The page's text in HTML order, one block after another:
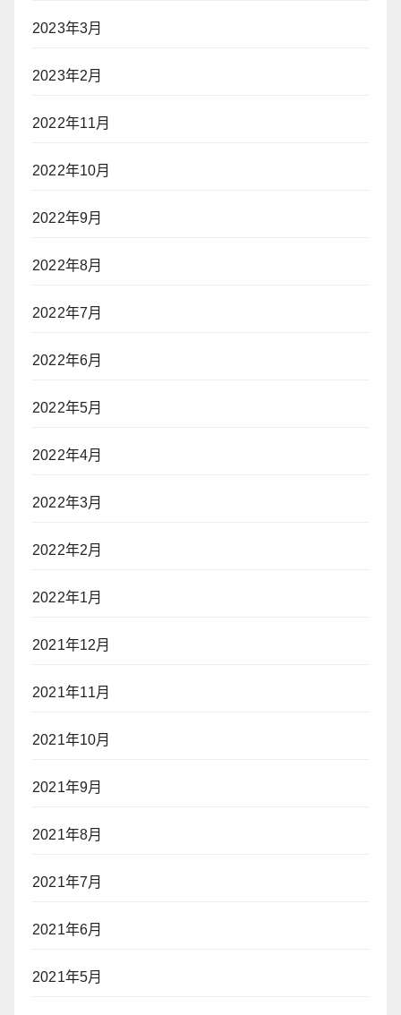
2023年3月
2023年2月
2022年11月
2022年10月
2022年9月
2022年8月
2022年7月
2022年6月
2022年5月
2022年4月
2022年3月
2022年2月
2022年1月
2021年12月
2021年11月
2021年10月
2021年9月
2021年8月
2021年7月
2021年6月
2021年5月